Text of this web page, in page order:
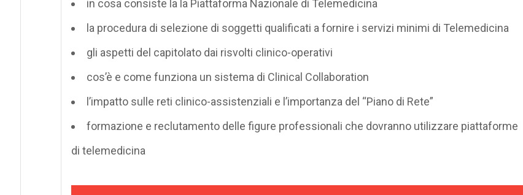
in cosa consiste la la Piattaforma Nazionale di Telemedicina
la procedura di selezione di soggetti qualificati a fornire i servizi minimi di Telemedicina
gli aspetti del capitolato dai risvolti clinico-operativi
cos’è e come funziona un sistema di Clinical Collaboration
l’impatto sulle reti clinico-assistenziali e l’importanza del “Piano di Rete”
formazione e reclutamento delle figure professionali che dovranno utilizzare piattaforme
di telemedicina